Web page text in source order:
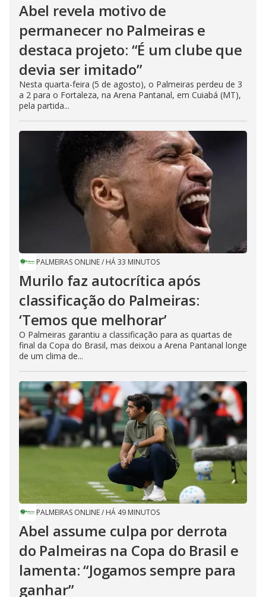
Abel revela motivo de
permanecer no Palmeiras e
destaca projeto: “É um clube que
devia ser imitado”
Nesta quarta-feira (5 de agosto), o Palmeiras perdeu de 3
a 2 para o Fortaleza, na Arena Pantanal, em Cuiabá (MT),
pela partida...
PALMEIRAS ONLINE/ HÁ 33 MINUTOS
Murilo faz autocrítica após
classificação do Palmeiras:
‘Temos que melhorar’
O Palmeiras garantiu a classificação para as quartas de
final da Copa do Brasil, mas deixou a Arena Pantanal longe
de um clima de...
PALMEIRAS ONLINE/ HÁ 49 MINUTOS
Abel assume culpa por derrota
do Palmeiras na Copa do Brasil e
lamenta: “Jogamos sempre para
ganhar”